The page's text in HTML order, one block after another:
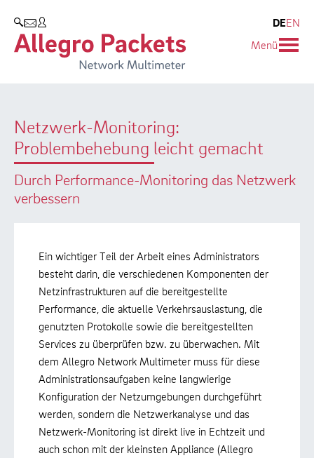
SUCHEN
DEEN
Menü
Netzwerk-Monitoring:
Problembehebung leicht gemacht
Durch Performance-Monitoring das Netzwerk
verbessern
Ein wichtiger Teil der Arbeit eines Administrators
besteht darin, die verschiedenen Komponenten der
Netzinfrastrukturen auf die bereitgestellte
Performance, die aktuelle Verkehrsauslastung, die
genutzten Protokolle sowie die bereitgestellten
Services zu überprüfen bzw. zu überwachen. Mit
dem Allegro Network Multimeter muss für diese
Administrationsaufgaben keine langwierige
Konfiguration der Netzumgebungen durchgeführt
werden, sondern die Netzwerkanalyse und das
Netzwerk-Monitoring ist direkt live in Echtzeit und
auch schon mit der kleinsten Appliance (Allegro
Allegro Network Multimeter
Produktübersicht
Unternehmen
Partner
Umweltschutz
Forschung und Lehre
Blog
Presse